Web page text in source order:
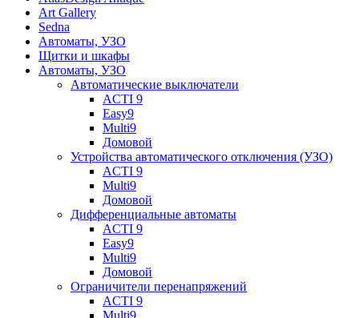
Art Gallery
Sedna
Автоматы, УЗО
Щитки и шкафы
Автоматы, УЗО
Автоматические выключатели
ACTI 9
Easy9
Multi9
Домовой
Устройства автоматического отключения (УЗО)
ACTI 9
Multi9
Домовой
Дифференциальные автоматы
ACTI 9
Easy9
Multi9
Домовой
Ограничители перенапряжений
ACTI 9
Multi9